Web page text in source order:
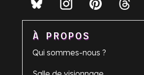
À PROPOS
Qui sommes-nous ?